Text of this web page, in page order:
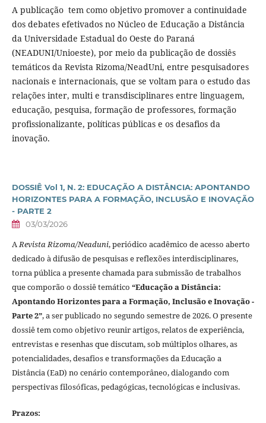
A publicação tem como objetivo promover a continuidade
dos debates efetivados no Núcleo de Educação a Distância
da Universidade Estadual do Oeste do Paraná
(NEADUNI/Unioeste), por meio da publicação de dossiês
temáticos da Revista Rizoma/NeadUni, entre pesquisadores
nacionais e internacionais, que se voltam para o estudo das
relações inter, multi e transdisciplinares entre linguagem,
educação, pesquisa, formação de professores, formação
profissionalizante, políticas públicas e os desafios da
inovação.
DOSSIÊ Vol 1, N. 2: EDUCAÇÃO A DISTÂNCIA: APONTANDO
HORIZONTES PARA A FORMAÇÃO, INCLUSÃO E INOVAÇÃO
- PARTE 2
03/03/2026
ARevista Rizoma/Neaduni, periódico acadêmico de acesso aberto
dedicado à difusão de pesquisas e reflexões interdisciplinares,
torna pública a presente chamada para submissão de trabalhos
que comporão o dossiê temático “Educação a Distância:
Apontando Horizontes para a Formação, Inclusão e Inovação -
Parte 2”, a ser publicado no segundo semestre de 2026. O presente
dossiê tem como objetivo reunir artigos, relatos de experiência,
entrevistas e resenhas que discutam, sob múltiplos olhares, as
potencialidades, desafios e transformações da Educação a
Distância (EaD) no cenário contemporâneo, dialogando com
perspectivas filosóficas, pedagógicas, tecnológicas e inclusivas.
Prazos: